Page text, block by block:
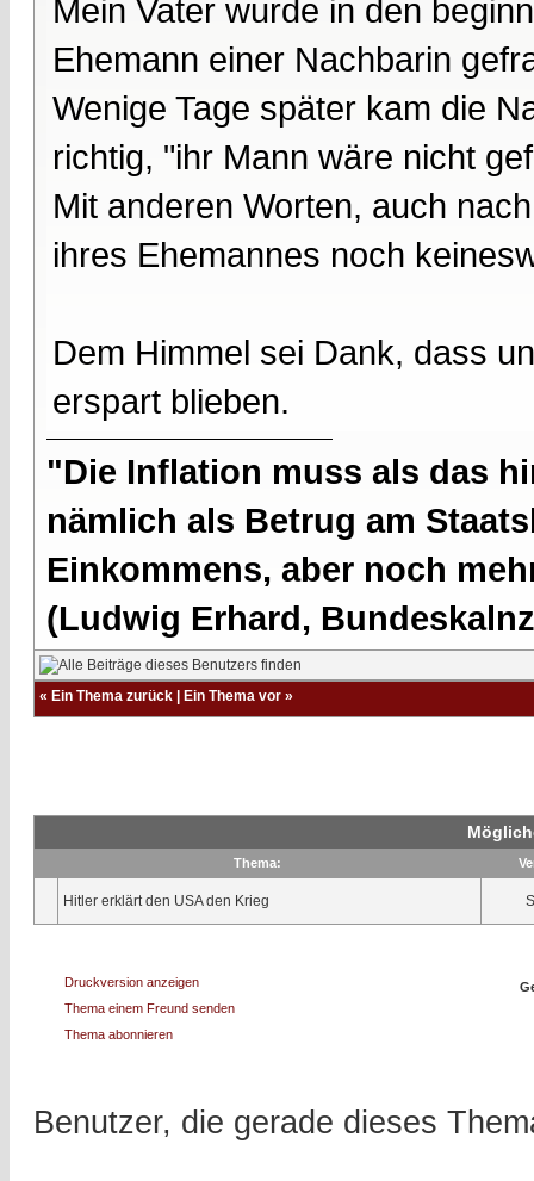
Mein Vater wurde in den
Ehemann einer Nachbarin
Wenige Tage später kam die
richtig, "ihr Mann wäre nicht
Mit anderen Worten, auch
ihres Ehemannes noch
Dem Himmel sei Dank, dass
erspart blieben.
"Die Inflation muss als das
nämlich als Betrug am
Einkommens, aber noch
(Ludwig Erhard,
« Ein Thema zurück | Ein Thema vor »
Thema:
Hitler erklärt den USA den Krieg
Druckversion anzeigen
Thema einem Freund senden
Thema abonnieren
Benutzer, die gerade dieses